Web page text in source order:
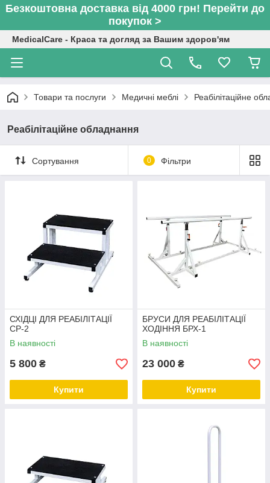
Безкоштовна доставка від 4000 грн! Перейти до
покупок >
MedicalCare - Краса та догляд за Вашим здоров'ям
Товари та послуги Медичні меблі Реабілітаційне
Реабілітаційне обладнання
Сортування 0 Фільтри
СХІДЦІ ДЛЯ РЕАБІЛІТАЦІЇ
СР-2
В наявності
5 800 ₴
Купити
БРУСИ ДЛЯ РЕАБІЛІТАЦІЇ
ХОДІННЯ БРХ-1
В наявності
23 000 ₴
Купити